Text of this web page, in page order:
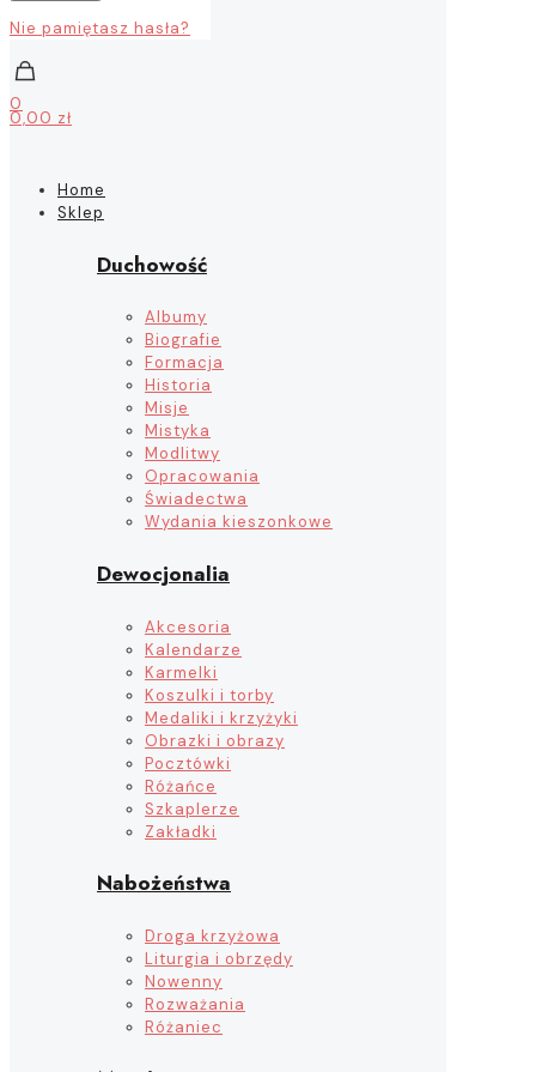
Nie pamiętasz hasła?
0
0,00 zł
Home
Sklep
Duchowość
Albumy
Biografie
Formacja
Historia
Misje
Mistyka
Modlitwy
Opracowania
Świadectwa
Wydania kieszonkowe
Dewocjonalia
Akcesoria
Kalendarze
Karmelki
Koszulki i torby
Medaliki i krzyżyki
Obrazki i obrazy
Pocztówki
Różańce
Szkaplerze
Zakładki
Nabożeństwa
Droga krzyżowa
Liturgia i obrzędy
Nowenny
Rozważania
Różaniec